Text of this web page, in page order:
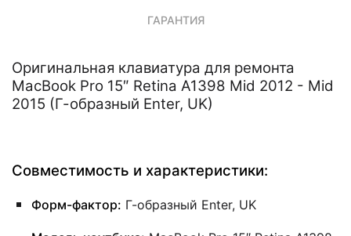
ГАРАНТИЯ
Оригинальная клавиатура для ремонта
MacBook Pro 15″ Retina A1398 Mid 2012 - Mid
2015 (Г-образный Enter, UK)
Совместимость и характеристики:
Форм-фактор: Г-образный Enter, UK